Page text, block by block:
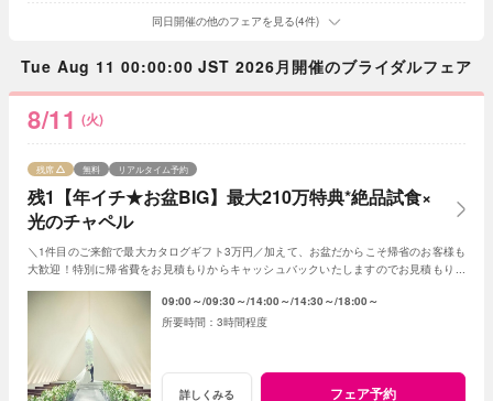
同日開催の他のフェアを見る(4件)
Tue Aug 11 00:00:00 JST 2026月開催のブライダルフェア
8/11 (火)
残1【年イチ★お盆BIG】最大210万特典*絶品試食×
光のチャペル
残席 無料 リアルタイム予約
＼1件目のご来館で最大カタログギフト3万円／加えて、お盆だからこそ帰省のお客様も
大歓迎！特別に帰省費をお見積もりからキャッシュバックいたしますのでお見積もり作
09:00～ 09:30～ 14:00～ 14:30～ 18:00～
3時間程度
詳しくみる フェア予約